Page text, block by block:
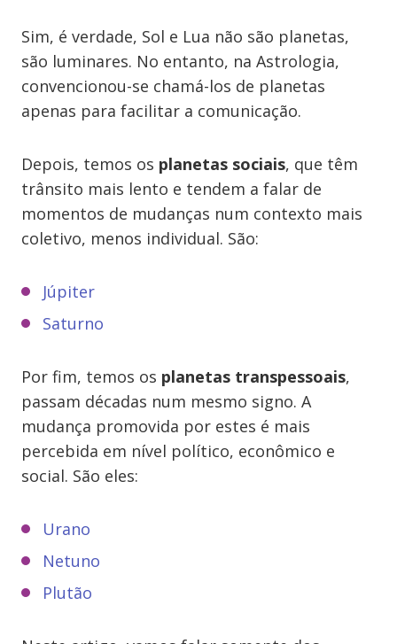
Sim, é verdade, Sol e Lua não são planetas,
são luminares. No entanto, na Astrologia,
convencionou-se chamá-los de planetas
apenas para facilitar a comunicação.
Depois, temos os planetas sociais, que têm
trânsito mais lento e tendem a falar de
momentos de mudanças num contexto mais
coletivo, menos individual. São:
Júpiter
Saturno
Por fim, temos os planetas transpessoais,
passam décadas num mesmo signo. A
mudança promovida por estes é mais
percebida em nível político, econômico e
social. São eles:
Urano
Netuno
Plutão